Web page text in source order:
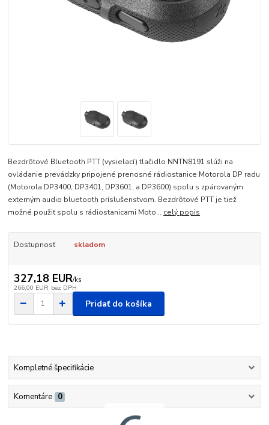
Bezdrôtové Bluetooth PTT (vysielací) tlačidlo NNTN8191 slúži na
ovládanie prevádzky pripojené prenosné rádiostanice Motorola DP radu
(Motorola DP3400, DP3401, DP3601, a DP3600) spolu s zpárovaným
externým audio bluetooth príslušenstvom. Bezdrôtové PTT je tiež
možné použiť spolu s rádiostanicami Moto... celý popis
Dostupnosť skladom
327,18 EUR/ks
266,00 EUR bez DPH
Pridať do košíka
Kompletné špecifikácie
Komentáre 0